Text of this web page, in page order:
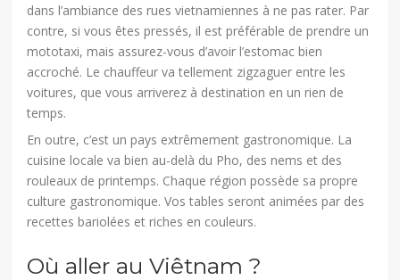
dans l’ambiance des rues vietnamiennes à ne pas rater. Par
contre, si vous êtes pressés, il est préférable de prendre un
mototaxi, mais assurez-vous d’avoir l’estomac bien
accroché. Le chauffeur va tellement zigzaguer entre les
voitures, que vous arriverez à destination en un rien de
temps.
En outre, c’est un pays extrêmement gastronomique. La
cuisine locale va bien au-delà du Pho, des nems et des
rouleaux de printemps. Chaque région possède sa propre
culture gastronomique. Vos tables seront animées par des
recettes bariolées et riches en couleurs.
Où aller au Viêtnam ?